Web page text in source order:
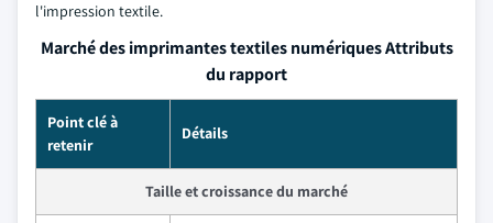
l'impression textile.
Marché des imprimantes textiles numériques Attributs
du rapport
Point clé à
retenir
Détails
Taille et croissance du marché